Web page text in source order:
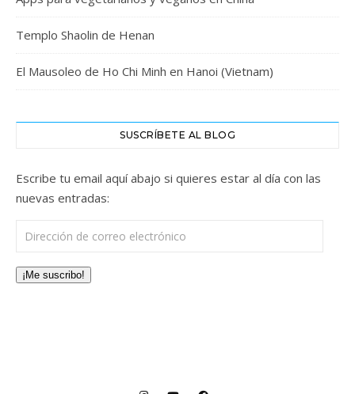
Templo Shaolin de Henan
El Mausoleo de Ho Chi Minh en Hanoi (Vietnam)
SUSCRÍBETE AL BLOG
Escribe tu email aquí abajo si quieres estar al día con las
nuevas entradas:
Dirección de correo electrónico
¡Me suscribo!